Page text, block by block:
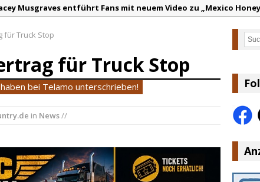
Musgraves entführt Fans mit neuem Video zu „Mexico
Volt – „Sound Signal Serenades“ erscheint am 28. August
Music Hot News – 2. August 2026: Dolly Parton, Bill
Johnson & The Hollywood Hillbillies kündigen neues Album mit
für Euer Vertrauen: Country.de erreicht täglich rund 10.000
für Truck Stop
für Truck Stop
bei Telamo unterschrieben!
in News//